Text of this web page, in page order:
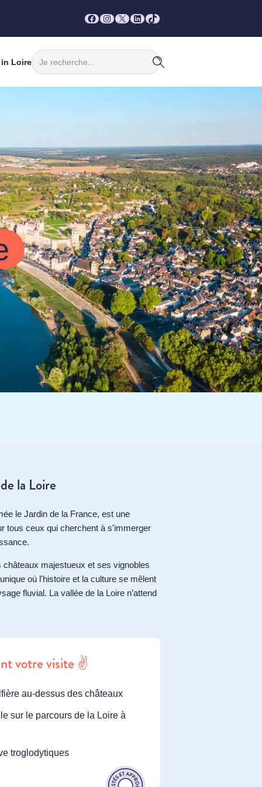
Facebook
Instagram
X LinkedIn
TikTok
in Loire
Rechercher
la Loire
le Jardin de la France, est une
tous ceux qui cherchent à s'immerger
majestueux et ses vignobles
où l'histoire et la culture se mêlent
fluvial. La vallée de la Loire n’attend
votre visite ✌️
au-dessus des châteaux
sur le parcours de la Loire à
troglodytiques